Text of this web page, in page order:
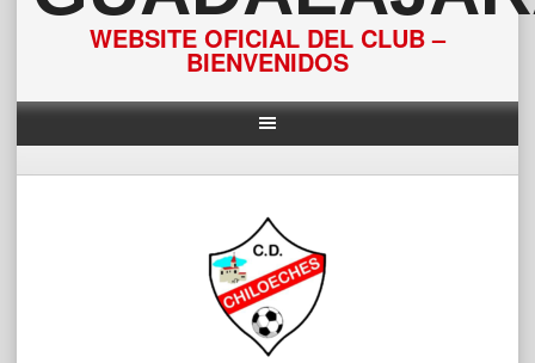
WEBSITE OFICIAL DEL CLUB –
BIENVENIDOS